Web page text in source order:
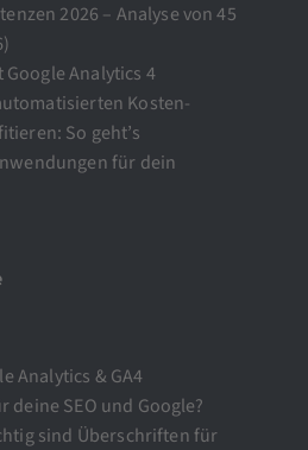
2026 – Analyse von 45
Google Analytics 4
Kosten-
So geht’s
für dein
Analytics & GA4
deine SEO und Google?
sind Überschriften für